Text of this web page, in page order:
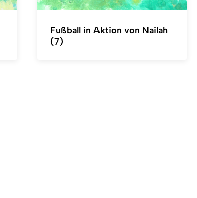
Fußball in Aktion von Nailah
(7)